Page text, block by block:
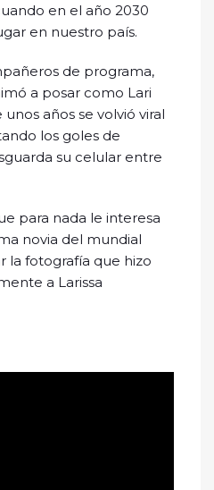
en el año 2030
en nuestro país.
de programa,
a posar como Lari
años se volvió viral
los goles de
su celular entre
para nada le interesa
novia del mundial
la fotografía que hizo
a Larissa